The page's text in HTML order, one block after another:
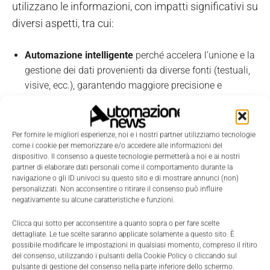
Per fornire le migliori esperienze, noi e i nostri partner utilizziamo tecnologie
come i cookie per memorizzare e/o accedere alle informazioni del
dispositivo. Il consenso a queste tecnologie permetterà a noi e ai nostri
partner di elaborare dati personali come il comportamento durante la
navigazione o gli ID univoci su questo sito e di mostrare annunci (non)
personalizzati. Non acconsentire o ritirare il consenso può influire
negativamente su alcune caratteristiche e funzioni.
Clicca qui sotto per acconsentire a quanto sopra o per fare scelte
dettagliate. Le tue scelte saranno applicate solamente a questo sito. È
possibile modificare le impostazioni in qualsiasi momento, compreso il ritiro
del consenso, utilizzando i pulsanti della Cookie Policy o cliccando sul
pulsante di gestione del consenso nella parte inferiore dello schermo.
utilizzano le informazioni, con impatti significativi su
diversi aspetti, tra cui:
Automazione intelligente perché accelera l’unione e la
gestione dei dati provenienti da diverse fonti (testuali,
visive, ecc.), garantendo maggiore precisione e
Analisi predittiva e personalizzazione avanzata
perché un'integrazione dati efficace permette ai modelli
di AI di lavorare su informazioni aggiornate,
migliorando l’accuratezza delle previsioni e
l’adattamento ai comportamenti degli utenti.
Sicurezza e protezione dei datiperché l'AI aiuta a
individuare attività sospette fino ad automatizzare la
risposta agli attacchi informatici
Parallelamente si assisterà anche auna maggior